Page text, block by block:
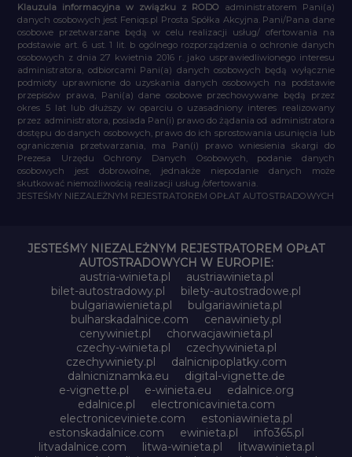
Klauzula informacyjna w związku z RODO administratorem Pani(a)
danych osobowych jest Feniqs.pl Prosta Spółka Akcyjna. Pani/Pana dane
osobowe przetwarzane będą w celu realizacji usług/ ofertowania na
podstawie art. 6 ust. 1 lit. b ogólnego rozporządzenia o ochronie danych
osobowych z dnia 27 kwietnia 2016 r. jako usprawiedliwionego interesu
administratora, odbiorcami Pani(a) danych osobowych będą wyłącznie
podmioty uprawnione do uzyskania danych osobowych na podstawie
przepisów prawa, Pani(a) dane osobowe przechowywane będą przez
okres 5 lat lub dłuższy w oparciu o uzasadniony interes realizowany
przez administratora, posiada Pan(i) prawo do żądania od administratora
dostępu do danych osobowych, prawo do ich sprostowania usunięcia lub
ograniczenia przetwarzania, ma Pan(i) prawo wniesienia skargi do
Prezesa Urzędu Ochrony Danych Osobowych, podanie danych
osobowych jest dobrowolne, jednakże niepodanie danych może
skutkować niemożliwością realizacji usług /ofertowania.
JESTEŚMY NIEZALEŻNYM REJESTRATOREM OPŁAT AUTOSTRADOWYCH
JESTEŚMY NIEZALEŻNYM REJESTRATOREM OPŁAT
AUTOSTRADOWYCH W EUROPIE:
austria-winieta.pl
austriawinieta.pl
bilet-autostradowy.pl
bilety-autostradowe.pl
bulgariawienieta.pl
bulgariawinieta.pl
bulharskadalnice.com
cenawiniety.pl
cenywiniet.pl
chorwacjawinieta.pl
czechy-winieta.pl
czechywinieta.pl
czechywiniety.pl
dalnicnipoplatky.com
dalnicniznamka.eu
digital-vignette.de
e-vignette.pl
e-winieta.eu
edalnice.org
edalnice.pl
electronicavinieta.com
electroniceviniete.com
estoniawinieta.pl
estonskadalnice.com
ewinieta.pl
info365.pl
litvadalnice.com
litwa-winieta.pl
litwawinieta.pl